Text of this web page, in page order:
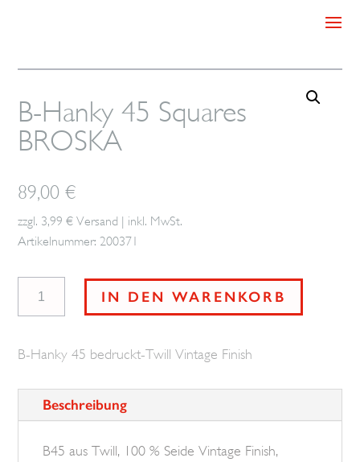
B-Hanky 45 Squares
BROSKA
89,00€
zzgl. 3,99 € Versand | inkl. MwSt.
Artikelnummer: 200371
Hanky
Squares
Menge
IN DEN WARENKORB
B-Hanky 45 bedruckt-Twill Vintage Finish
Beschreibung
B45 aus Twill, 100 % Seide Vintage Finish,